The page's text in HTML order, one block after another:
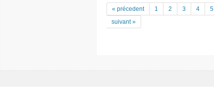
« précedent 1 2 3 4 5
suivant »